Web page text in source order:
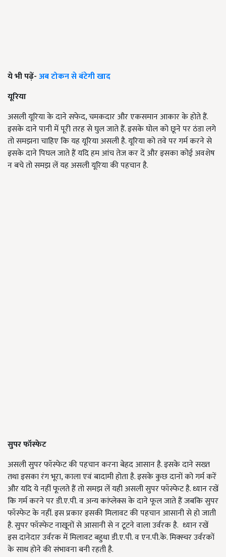
ये भी पढ़ें-अब टोकन से बंटेगी खाद
यूरिया
असली यूरिया के दाने सफेद, चमकदार और एकसमान आकार के होते हैं.
इसके दाने पानी में पूरी तरह से घुल जाते हैं. इसके घोल को छूने पर ठंडा लगे
तो समझना चाहिए कि यह यूरिया असली है. यूरिया को तवे पर गर्म करने से
इसके दाने पिघल जाते हैं यदि हम आंच तेज कर दें और इसका कोई अवशेष
न बचे तो समझ लें यह असली यूरिया की पहचान है.
सुपर फॉस्फेट
असली सुपर फॉस्फेट की पहचान करना बेहद आसान है. इसके दाने सख्त
तथा इसका रंग भूरा, काला एवं बादामी होता है. इसके कुछ दानों को गर्म करें
और यदि ये नहीं फूलते हैं तो समझ लें यही असली सुपर फॉस्फेट है. ध्यान रखें
कि गर्म करने पर डी.ए.पी. व अन्य कांप्लेक्स के दाने फूल जाते हैं जबकि सुपर
फॉस्फेट के नहीं. इस प्रकार इसकी मिलावट की पहचान आसानी से हो जाती
है. सुपर फॉस्फेट नाखूनों से आसानी से न टूटने वाला उर्वरक है. ध्यान रखें
इस दानेदार उर्वरक में मिलावट बहुधा डी.ए.पी. व एन.पी.के. मिक्स्चर उर्वरकों
के साथ होने की संभावना बनी रहती है.